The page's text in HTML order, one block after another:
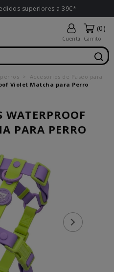
superiores a 39€*
Cuenta
(0)
Carrito
Accesorios de Paseo para
Violet Matcha para Perro
WATERPROOF
PARA PERRO